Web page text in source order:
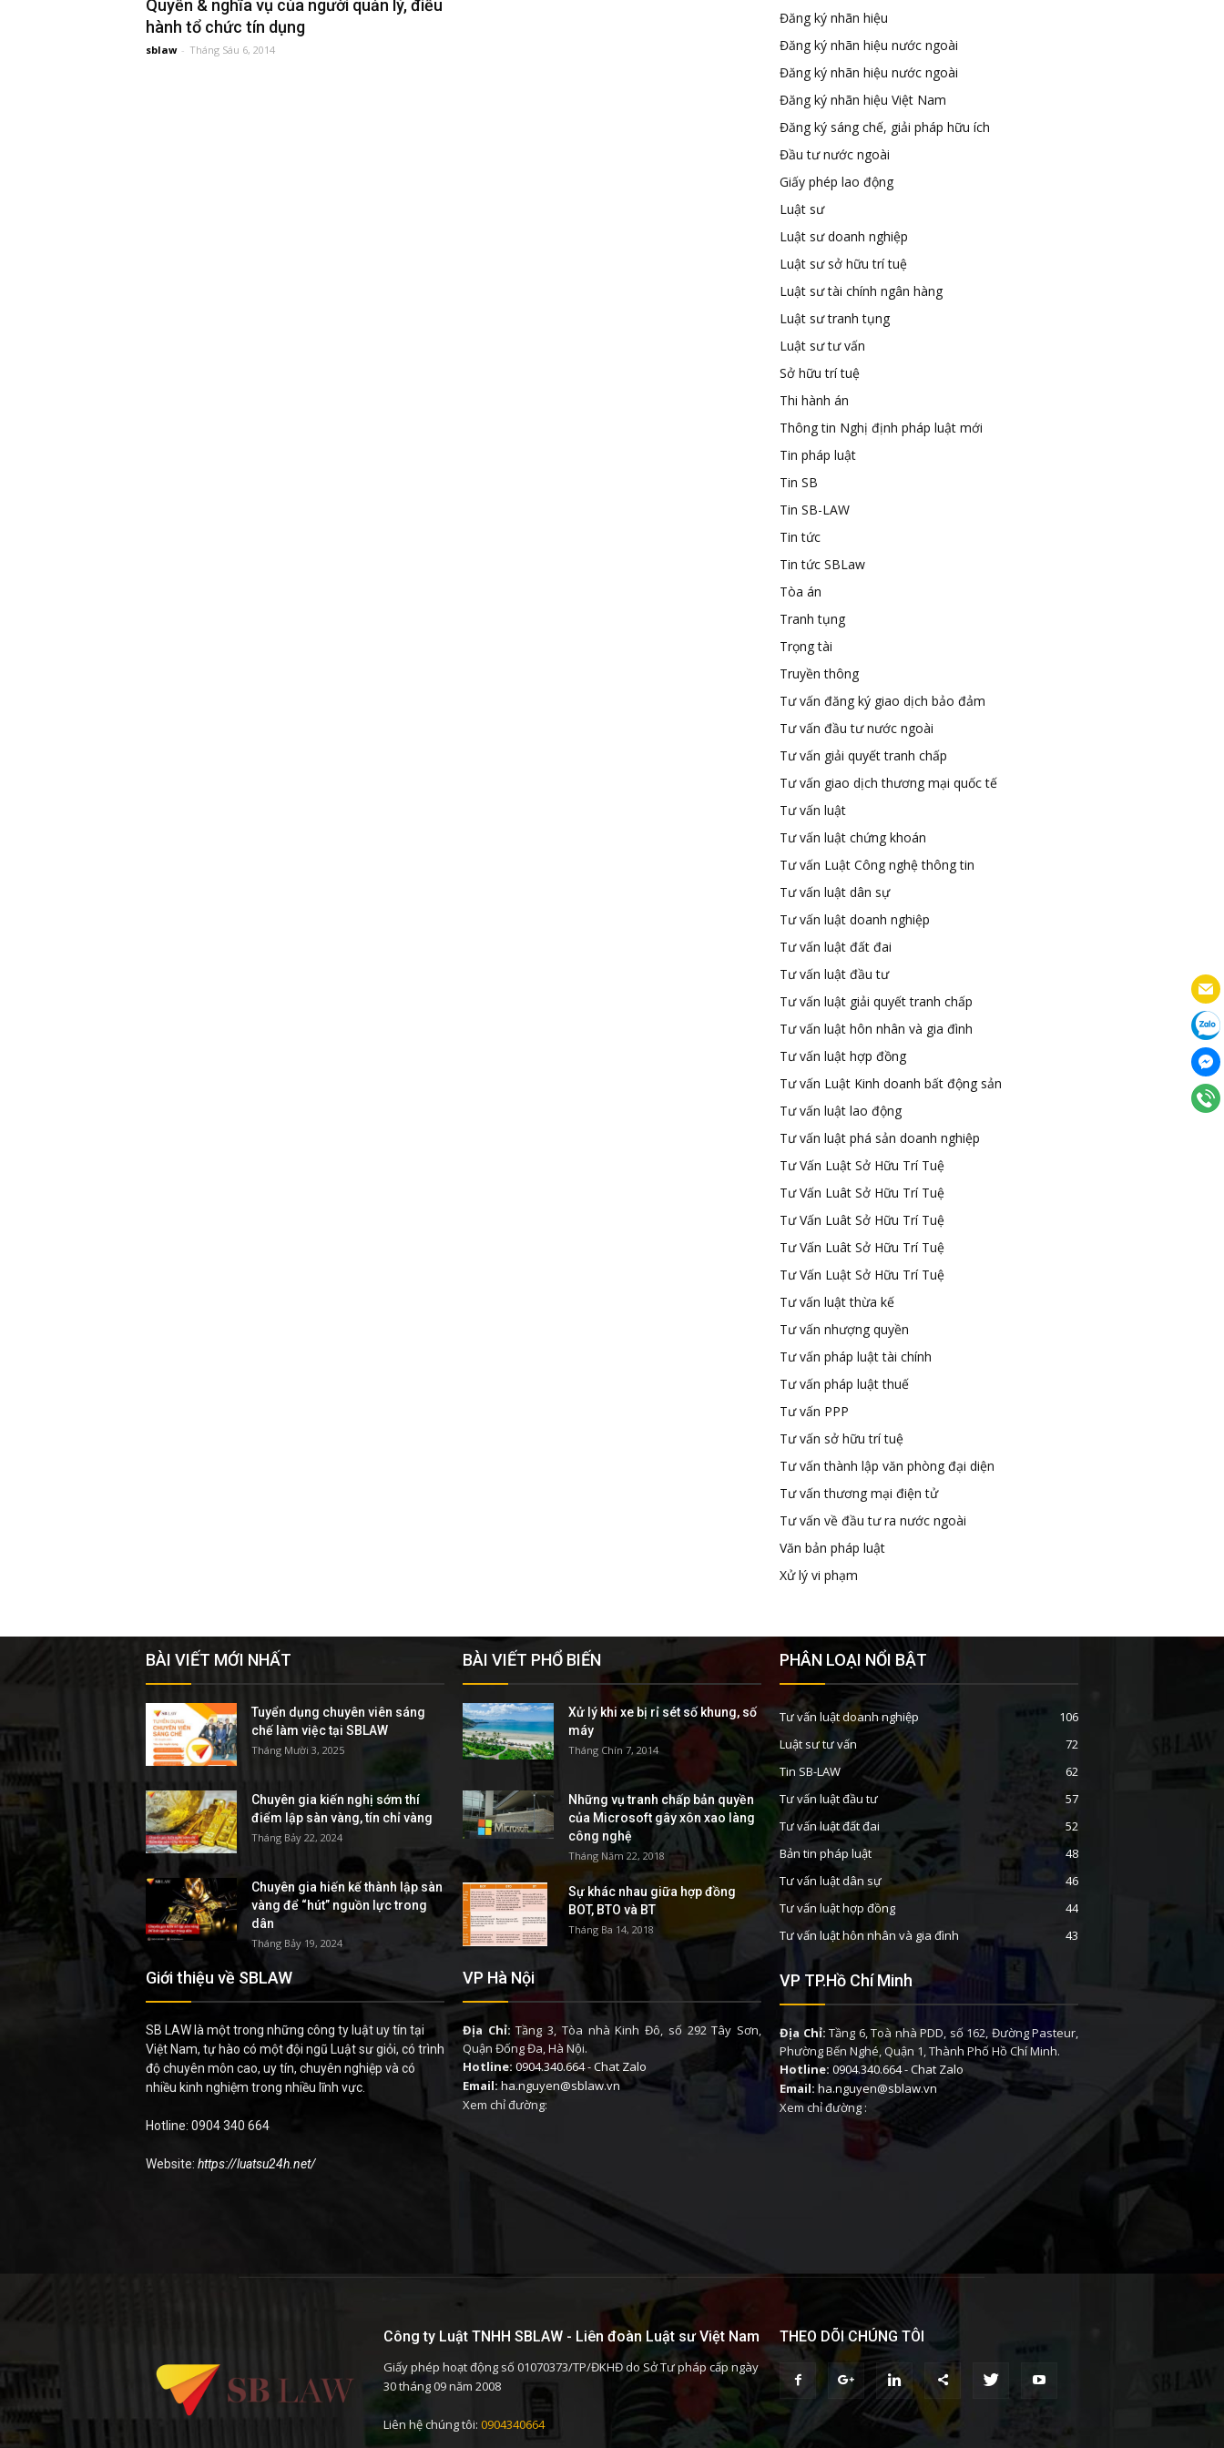
Quyền & nghĩa vụ của người quản lý, điều
hành tổ chức tín dụng
sblaw - Tháng Sáu 6, 2014
Đăng ký nhãn hiệu
Đăng ký nhãn hiệu nước ngoài
Đăng ký nhãn hiệu nước ngoài
Đăng ký nhãn hiệu Việt Nam
Đăng ký sáng chế, giải pháp hữu ích
Đầu tư nước ngoài
Giấy phép lao động
Luật sư
Luật sư doanh nghiệp
Luật sư sở hữu trí tuệ
Luật sư tài chính ngân hàng
Luật sư tranh tụng
Luật sư tư vấn
Sở hữu trí tuệ
Thi hành án
Thông tin Nghị định pháp luật mới
Tin pháp luật
Tin SB
Tin SB-LAW
Tin tức
Tin tức SBLaw
Tòa án
Tranh tụng
Trọng tài
Truyền thông
Tư vấn đăng ký giao dịch bảo đảm
Tư vấn đầu tư nước ngoài
Tư vấn giải quyết tranh chấp
Tư vấn giao dịch thương mại quốc tế
Tư vấn luật
Tư vấn luật chứng khoán
Tư vấn Luật Công nghệ thông tin
Tư vấn luật dân sự
Tư vấn luật doanh nghiệp
Tư vấn luật đất đai
Tư vấn luật đầu tư
Tư vấn luật giải quyết tranh chấp
Tư vấn luật hôn nhân và gia đình
Tư vấn luật hợp đồng
Tư vấn Luật Kinh doanh bất động sản
Tư vấn luật lao động
Tư vấn luật phá sản doanh nghiệp
Tư Vấn Luật Sở Hữu Trí Tuệ
Tư Vấn Luât Sở Hữu Trí Tuệ
Tư Vấn Luât Sở Hữu Trí Tuệ
Tư Vấn Luât Sở Hữu Trí Tuệ
Tư Vấn Luật Sở Hữu Trí Tuệ
Tư vấn luật thừa kế
Tư vấn nhượng quyền
Tư vấn pháp luật tài chính
Tư vấn pháp luật thuế
Tư vấn PPP
Tư vấn sở hữu trí tuệ
Tư vấn thành lập văn phòng đại diện
Tư vấn thương mại điện tử
Tư vấn về đầu tư ra nước ngoài
Văn bản pháp luật
Xử lý vi phạm
BÀI VIẾT MỚI NHẤT
Tuyển dụng chuyên viên sáng
chế làm việc tại SBLAW
Tháng Mười 3, 2025
Chuyên gia kiến nghị sớm thí
điểm lập sàn vàng, tín chỉ vàng
Tháng Bảy 22, 2024
Chuyên gia hiến kế thành lập sàn
vàng để “hút” nguồn lực trong
dân
Tháng Bảy 19, 2024
Giới thiệu về SBLAW
SB LAW là một trong những công ty luật uy tín tại
Việt Nam, tự hào có một đội ngũ Luật sư giỏi, có trình
độ chuyên môn cao, uy tín, chuyên nghiệp và có
nhiều kinh nghiệm trong nhiều lĩnh vực.
Hotline: 0904 340 664
Website: https://luatsu24h.net/
BÀI VIẾT PHỔ BIẾN
Xử lý khi xe bị rỉ sét số khung, số
máy
Tháng Chín 7, 2014
Những vụ tranh chấp bản quyền
của Microsoft gây xôn xao làng
công nghệ
Tháng Năm 22, 2018
Sự khác nhau giữa hợp đồng
BOT, BTO và BT
Tháng Ba 14, 2018
VP Hà Nội
Địa Chỉ: Tầng 3, Tòa nhà Kinh Đô, số 292 Tây Sơn,
Quận Đống Đa, Hà Nội.
Hotline: 0904.340.664-Chat Zalo
Email:ha.nguyen@sblaw.vn
Xem chỉ đường:
PHÂN LOẠI NỔI BẬT
Tư vấn luật doanh nghiệp
106
Luật sư tư vấn
72
Tin SB-LAW
62
Tư vấn luật đầu tư
57
Tư vấn luật đất đai
52
Bản tin pháp luật
48
Tư vấn luật dân sự
46
Tư vấn luật hợp đồng
44
Tư vấn luật hôn nhân và gia đình
43
VP TP.Hồ Chí Minh
Địa Chỉ: Tầng 6, Toà nhà PDD, số 162, Đường Pasteur,
Phường Bến Nghé, Quận 1, Thành Phố Hồ Chí Minh.
Hotline: 0904.340.664-Chat Zalo
Email: ha.nguyen@sblaw.vn
Xem chỉ đường :
Công ty Luật TNHH SBLAW - Liên đoàn Luật sư Việt Nam
Giấy phép hoạt động số 01070373/TP/ĐKHĐ do Sở Tư pháp cấp ngày
30 tháng 09 năm 2008
Liên hệ chúng tôi: 0904340664
THEO DÕI CHÚNG TÔI